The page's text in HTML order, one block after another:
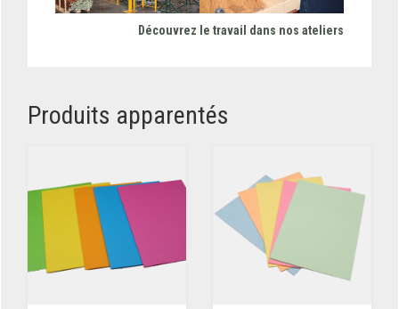
Découvrez le travail dans nos ateliers
Produits apparentés